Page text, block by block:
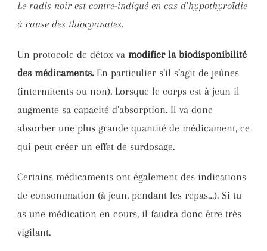
Le radis noir est contre-indiqué en cas d’hypothyroïdie
à cause des thiocyanates.
Un protocole de détox va modifier la biodisponibilité
des médicaments. En particulier s’il s’agit de jeûnes
(intermitents ou non). Lorsque le corps est à jeun il
augmente sa capacité d’absorption. Il va donc
absorber une plus grande quantité de médicament, ce
qui peut créer un effet de surdosage.
Certains médicaments ont également des indications
de consommation (à jeun, pendant les repas…). Si tu
as une médication en cours, il faudra donc être très
vigilant.